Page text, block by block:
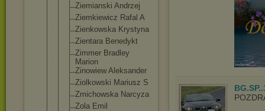
Ziemianski Andrzej
Ziemkiewicz Rafal A
Zienkowska Krystyna
Zientara Benedykt
Zimmer Bradley
Marion
Zinowiew Aleksander
Ziolkowski Mariusz S
Zmichowska Narcyza
Zola Emil